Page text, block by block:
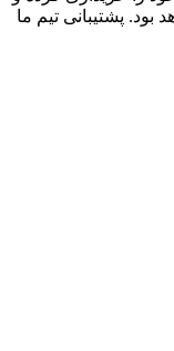
پشتیبانی تیم ما